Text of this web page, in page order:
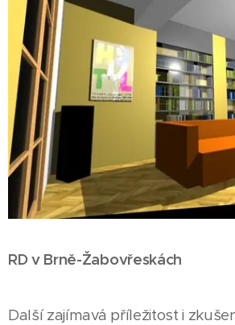
RD v Brně-Žabovřeskách
Další zajímavá příležitost i